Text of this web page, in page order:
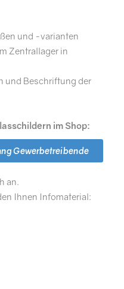
und -varianten
Zentrallager in
und Beschriftung der
im Shop:
Gewerbetreibende
an.
Ihnen Infomaterial: